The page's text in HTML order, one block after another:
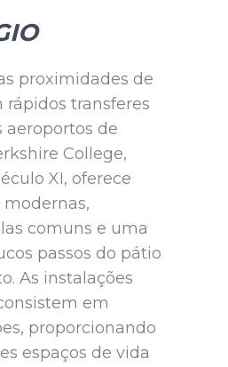
proximidades de
rápidos transferes
aeroportos de
College,
XI, oferece
modernas,
comuns e uma
passos do pátio
As instalações
em
proporcionando
espaços de vida